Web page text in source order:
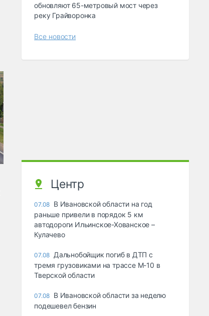
обновляют 65-метровый мост через
реку Грайворонка
Все новости
Центр
07.08 В Ивановской области на год
раньше привели в порядок 5 км
автодороги Ильинское-Хованское –
Кулачево
07.08 Дальнобойщик погиб в ДТП с
тремя грузовиками на трассе М-10 в
Тверской области
07.08 В Ивановской области за неделю
подешевел бензин